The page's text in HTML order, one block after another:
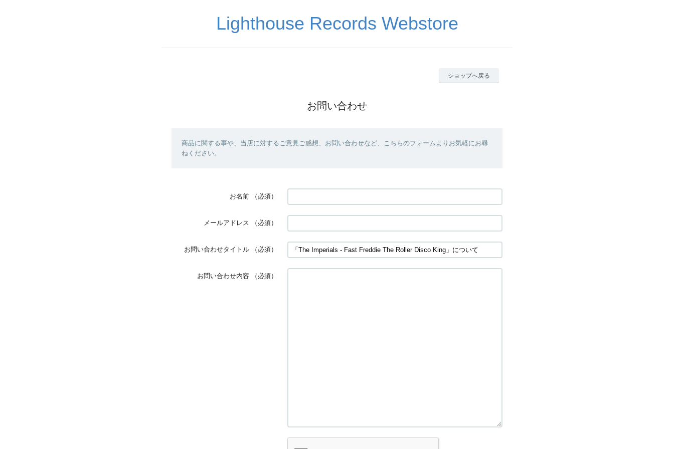
Lighthouse Records Webstore
ショップへ戻る
お問い合わせ
商品に関する事や、当店に対するご意見ご感想、お問い合わせなど、こちらのフォームよりお気軽にお尋
ねください。
お名前 （必須）
メールアドレス （必須）
お問い合わせタイトル （必須）
お問い合わせ内容 （必須）